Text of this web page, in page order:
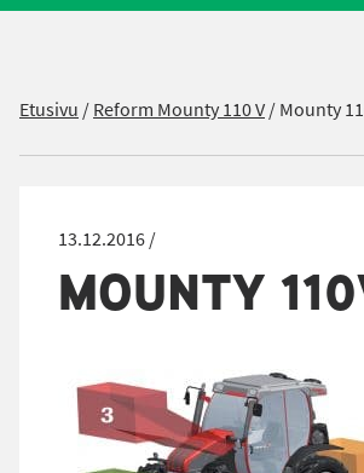
Etusivu /Reform Mounty 110 V/Mounty
13.12.2016 /
MOUNTY